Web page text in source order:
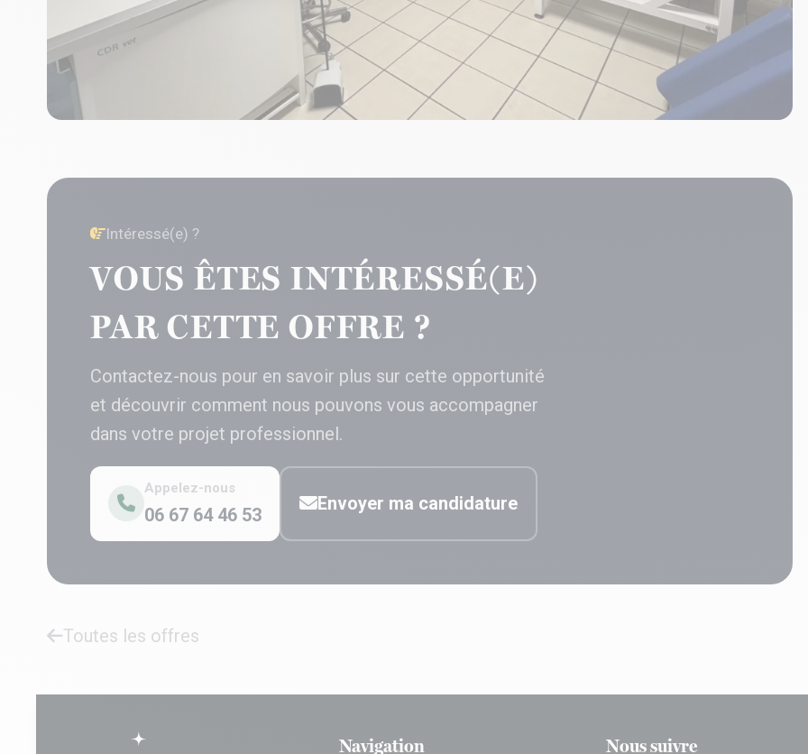
Intéressé(e) ?
VOUS ÊTES INTÉRESSÉ(E)
PAR CETTE OFFRE ?
Contactez-nous pour en savoir plus sur cette opportunité
et découvrir comment nous pouvons vous accompagner
dans votre projet professionnel.
Appelez-nous
06 67 64 46 53
Envoyer ma candidature
Toutes les offres
Navigation Nous suivre